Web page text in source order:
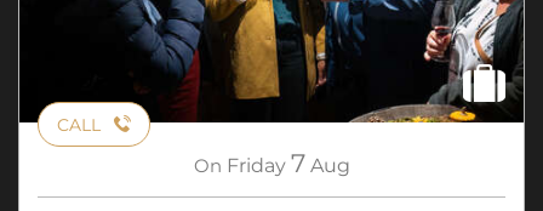
CALL
On Friday 7 Aug